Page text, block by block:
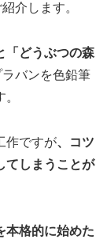
介します。
「どうぶつの森
バンを色鉛筆
作ですが、コツ
てしまうことが
本格的に始めた